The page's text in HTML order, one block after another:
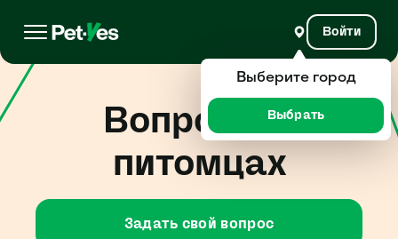
Войти
Вопросы о
питомцах
Задать свой вопрос
Выберите город
Выбрать